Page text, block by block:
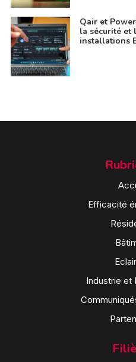
Qair et
la sécurité et
installations
Efficacité
Industrie et